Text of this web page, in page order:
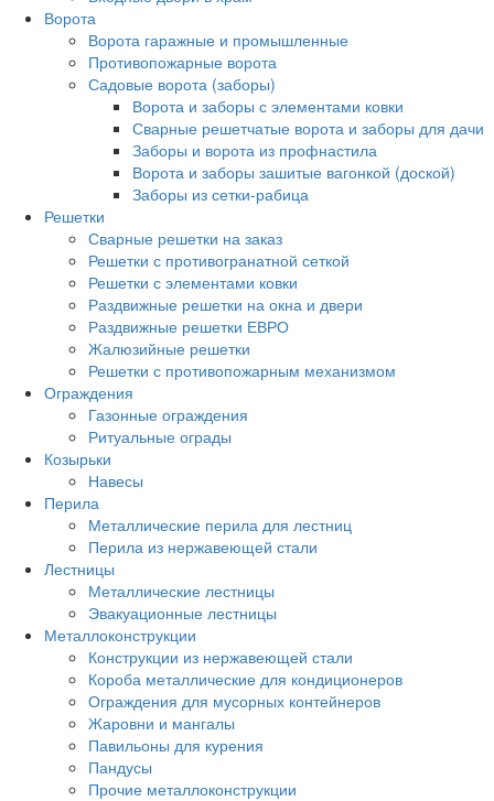
Ворота
Ворота гаражные и промышленные
Противопожарные ворота
Садовые ворота (заборы)
Ворота и заборы с элементами ковки
Сварные решетчатые ворота и заборы для дачи
Заборы и ворота из профнастила
Ворота и заборы зашитые вагонкой (доской)
Заборы из сетки-рабица
Решетки
Сварные решетки на заказ
Решетки с противогранатной сеткой
Решетки с элементами ковки
Раздвижные решетки на окна и двери
Раздвижные решетки ЕВРО
Жалюзийные решетки
Решетки с противопожарным механизмом
Ограждения
Газонные ограждения
Ритуальные ограды
Козырьки
Навесы
Перила
Металлические перила для лестниц
Перила из нержавеющей стали
Лестницы
Металлические лестницы
Эвакуационные лестницы
Металлоконструкции
Конструкции из нержавеющей стали
Короба металлические для кондиционеров
Ограждения для мусорных контейнеров
Жаровни и мангалы
Павильоны для курения
Пандусы
Прочие металлоконструкции